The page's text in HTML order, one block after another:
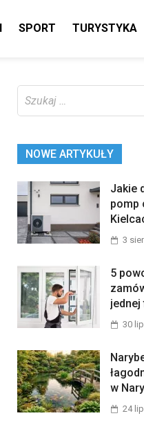
SPORT TURYSTYKA
NOWE ARTYKUŁY
Jakie
pomp
3
5
jednej
30
w
24